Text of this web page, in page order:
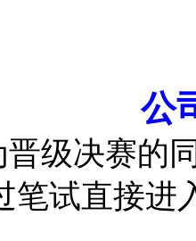
公
级决赛的
笔试直接进